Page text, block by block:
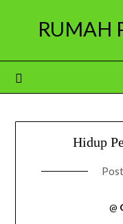
RUMAH
Hidup
@